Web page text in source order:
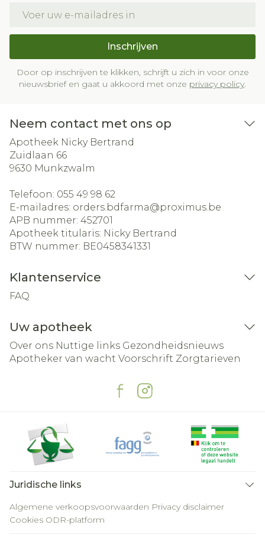
Inschrijven
Door op inschrijven te klikken, schrijft u zich in voor onze
nieuwsbrief en gaat u akkoord met onze privacy policy.
Neem contact met ons op
Apotheek Nicky Bertrand
Zuidlaan 66
9630 Munkzwalm
Telefoon: 055 49 98 62
E-mailadres: orders.bdfarma@proximus.be
APB nummer: 452701
Apotheek titularis: Nicky Bertrand
BTW nummer: BE0458341331
Klantenservice
FAQ
Uw apotheek
Over ons Nuttige links Gezondheidsnieuws
Apotheker van wacht Voorschrift Zorgtarieven
Juridische links
Algemene verkoopsvoorwaarden Privacy disclaimer
Cookies ODR-platform